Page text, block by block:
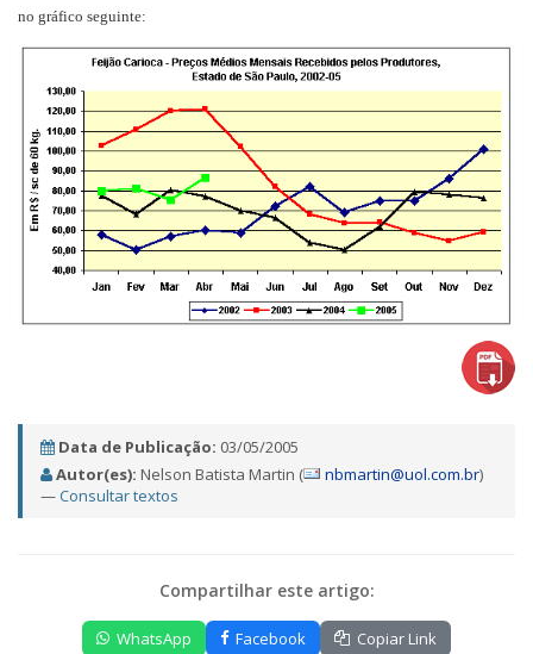
no gráfico seguinte:
Data de Publicação: 03/05/2005
Autor(es): Nelson Batista Martin ( nbmartin@uol.com.br)
—Consultar textos
Compartilhar este artigo:
WhatsApp Facebook Copiar Link